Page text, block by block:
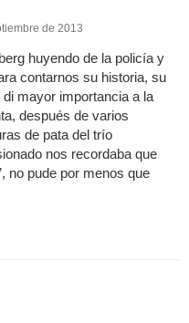
de 2013
huyendo de la policía y
contarnos su historia, su
mayor importancia a la
después de varios
de pata del trío
nos recordaba que
no pude por menos que